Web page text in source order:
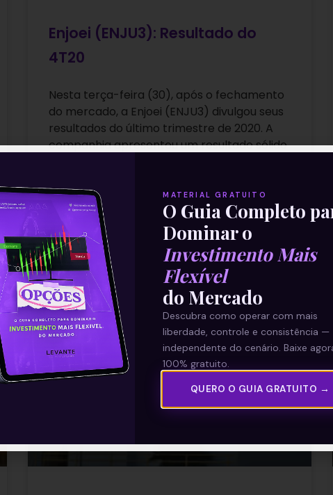
Enjoei (ENJU3): Resultado do
4T20
Nesta terça-feira (30), após o fechamento
do mercado, a Enjoei (ENJU3) divulgou seus
resultados do último trimestre de 2020. A
companhia apresentou um resultado sólido
31/03/2021
E EU COM ISSO
MATERIAL GRATUITO
O Guia Completo
Dominar o
Investimento Mais
Flexível
do Mercado
Descubra como operar com mais
liberdade, controle e consistência —
independente do cenário. Baixe
100% gratuito.
QUERO O GUIA GRATUITO →